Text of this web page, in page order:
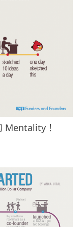
Mentality！